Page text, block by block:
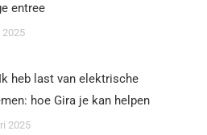
entree
2025
heb last van elektrische
hoe Gira je kan helpen
2025